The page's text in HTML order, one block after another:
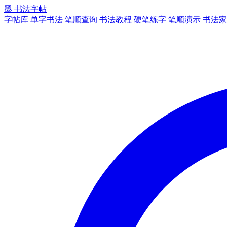
墨 书法字帖
字帖库 单字书法 笔顺查询 书法教程 硬笔练字 笔顺演示 书法家